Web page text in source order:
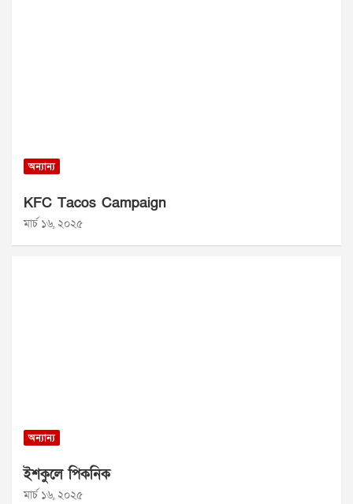
অন্যান্য
KFC Tacos Campaign
মার্চ ১৬, ২০২৫
অন্যান্য
ইশকুলে পিকনিক
মার্চ ১৬, ২০২৫